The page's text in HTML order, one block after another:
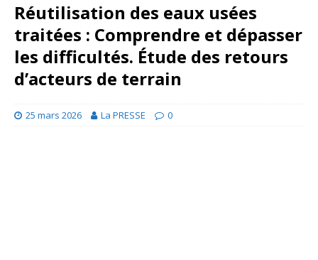
Réutilisation des eaux usées
traitées : Comprendre et dépasser
les difficultés. Étude des retours
d’acteurs de terrain
25 mars 2026 La PRESSE 0